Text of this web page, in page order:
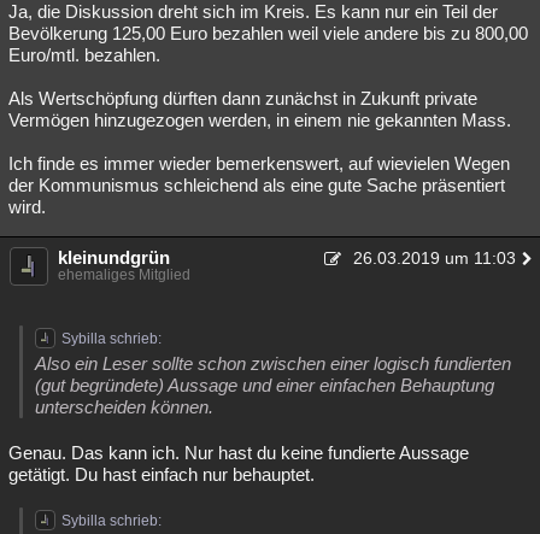
Ja, die Diskussion dreht sich im Kreis. Es kann nur ein Teil der
Bevölkerung 125,00 Euro bezahlen weil viele andere bis zu 800,00
Euro/mtl. bezahlen.
Als Wertschöpfung dürften dann zunächst in Zukunft private
Vermögen hinzugezogen werden, in einem nie gekannten Mass.
Ich finde es immer wieder bemerkenswert, auf wievielen Wegen
der Kommunismus schleichend als eine gute Sache präsentiert
wird.
kleinundgrün 26.03.2019 um 11:03
ehemaliges Mitglied
Sybilla schrieb:
Also ein Leser sollte schon zwischen einer logisch fundierten
(gut begründete) Aussage und einer einfachen Behauptung
unterscheiden können.
Genau. Das kann ich. Nur hast du keine fundierte Aussage
getätigt. Du hast einfach nur behauptet.
Sybilla schrieb: